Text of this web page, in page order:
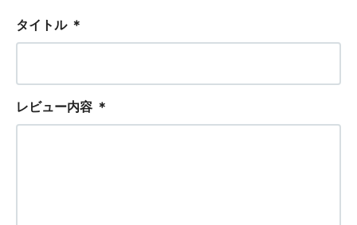
タイトル ＊
レビュー内容 ＊